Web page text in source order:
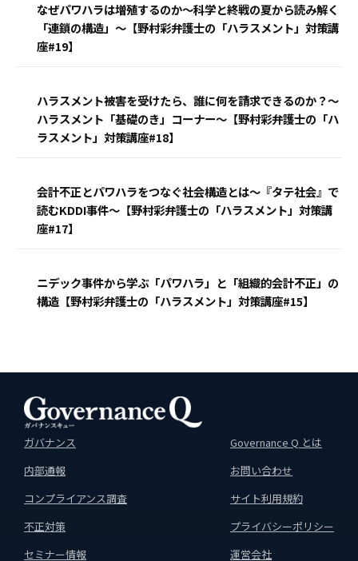
なぜパワハラは増殖するのか〜科学と終戦の夏から読み解く
「連鎖の構造」〜【野村彩弁護士の「ハラスメント」対策講
座#19】
ハラスメント被害を受けたら、誰に何を請求できるのか？〜
ハラスメント「基礎のき」コーナー〜【野村彩弁護士の「ハ
ラスメント」対策講座#18】
会計不正とパワハラをつなぐ社会構造とは〜『タテ社会』で
読むKDDI事件〜【野村彩弁護士の「ハラスメント」対策講
座#17】
ニデック事件から学ぶ「パワハラ」と「組織的会計不正」の
構造【野村彩弁護士の「ハラスメント」対策講座#15】
ガバナンス
内部通報
コンプライアンス調査
不正対策
セミナー情報
Governance Q とは
お問い合わせ
サイト利用規約
プライバシーポリシー
運営会社